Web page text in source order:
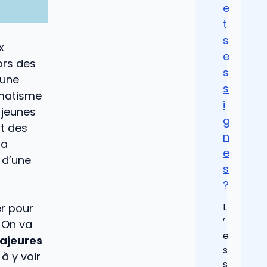
des
des
pour
va
y voir
e
t
s
e
s
s
i
g
n
e
s
?
L
’
e
s